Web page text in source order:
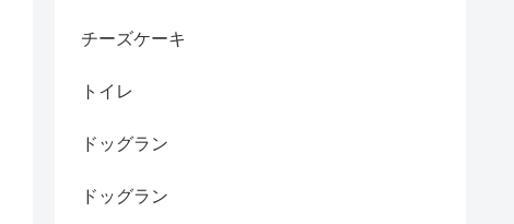
チーズケーキ
トイレ
ドッグラン
ドッグラン